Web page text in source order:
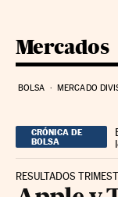
Mercados
BOLSA MERCADO
CRÓNICA DE
BOLSA
RESULTADOS